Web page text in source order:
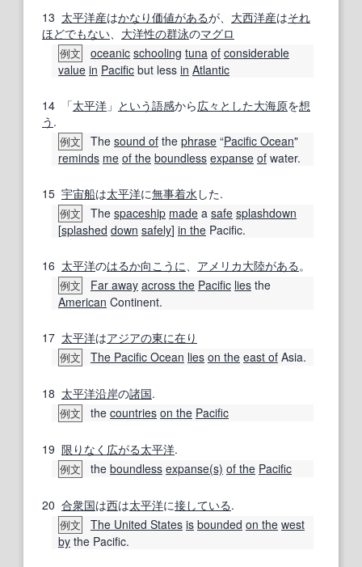
13 太平洋産はかなり価値があるが、 大西洋産はそれ
ほどでもない
大洋性の群泳のマグロ
例文 oceanic schooling tuna of considerable
value in Pacific but less in Atlantic
14 「太平洋 」 という語感から広々とした大海原を想
う .
例文 The sound of the phrase “Pacific Ocean"
reminds me of the boundless expanse of water.
15 宇宙船は太平洋に無事着水 した.
例文 The spaceship made a safe splashdown
[splashed down safely] in the Pacific.
16 太平洋のはるか向こうに アメリカ大陸がある 。
例文 Far away across the Pacific lies the
American Continent.
17 太平洋はアジアの東に在り
例文 The Pacific Ocean lies on the east of Asia.
18 太平洋沿岸の諸国.
例文 the countries on the Pacific
19 限りなく 広がる太平洋.
例文 the boundless expanse(s) of the Pacific
20 合衆国は西は太平洋に接している.
例文 The United States is bounded on the west
by the Pacific.